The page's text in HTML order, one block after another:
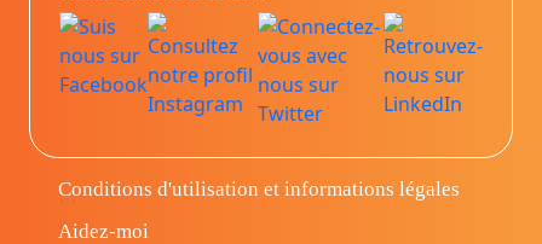
Conditions d'utilisation et informations légales
Aidez-moi